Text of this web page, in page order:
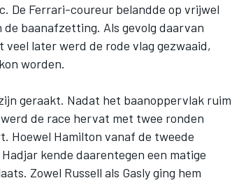
De Ferrari-coureur belandde op vrijwel
baanafzetting. Als gevolg daarvan
later werd de rode vlag gezwaaid,
worden.
geraakt. Nadat het baanoppervlak ruim
de race hervat met twee ronden
Hoewel Hamilton vanaf de tweede
kende daarentegen een matige
Zowel Russell als Gasly ging hem